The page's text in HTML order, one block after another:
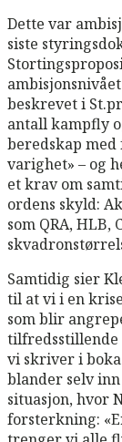
Dette var
siste
beskrevet i
antall kampfly
beredskap
varighet» – og
et krav om
ordens skyld:
som QRA,
Samtidig sier
til at vi i en
som blir
tilfredsstillende
vi skriver i
blander selv
situasjon, hvor
forsterkning: